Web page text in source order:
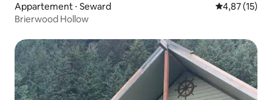
Appartement ⋅ Seward Évaluation
4,87 (15)
Brierwood Hollow